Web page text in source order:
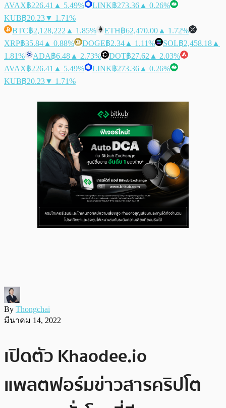
AVAX฿226.41 ▲ 5.49% LINK฿273.36 ▲ 0.26%
KUB฿20.23▼ 1.71%
BTC฿2,128,222 ▲ 1.85% ETH฿62,470.00 ▲ 1.72%
XRP฿35.84 ▲ 0.88% DOGE฿2.34 ▲ 1.11% SOL฿2,458.18 ▲
1.81%
ADA฿6.48 ▲ 2.73% DOT฿27.62 ▲ 2.03%
AVAX฿226.41 ▲ 5.49% LINK฿273.36 ▲ 0.26%
KUB฿20.23▼ 1.71%
By Thongchai
มีนาคม 14, 2022
เปิดตัว Khaodee.io
แพลตฟอร์มข่าวสารคริปโต